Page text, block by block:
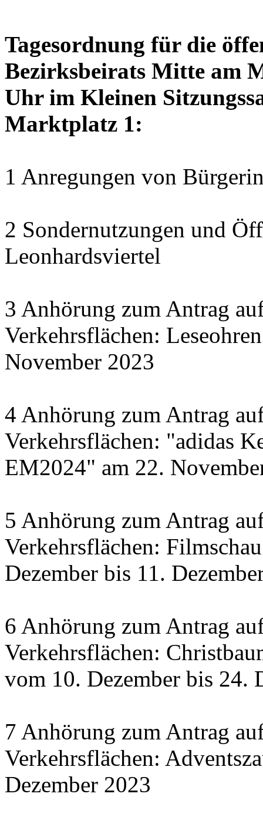
Tagesordnung für die
Bezirksbeirats Mitte am
Uhr im Kleinen
Marktplatz 1:
1 Anregungen von
2 Sondernutzungen und
Leonhardsviertel
3 Anhörung zum Antrag
Verkehrsflächen:
November 2023
4 Anhörung zum Antrag
Verkehrsflächen: "adidas
EM2024" am 22.
5 Anhörung zum Antrag
Verkehrsflächen:
Dezember bis 11.
6 Anhörung zum Antrag
Verkehrsflächen:
vom 10. Dezember bis 24.
7 Anhörung zum Antrag
Verkehrsflächen:
Dezember 2023